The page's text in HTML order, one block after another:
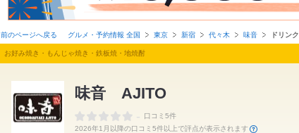
前のページへ戻る グルメ・予約情報 全国 東京 新宿 代々木 味音 ドリンク
お好み焼き・もんじゃ焼き・鉄板焼・地焼酎
味音 AJITO
-
口コミ5件
2026年1月以降の口コミ5件以上で評点が表示されます